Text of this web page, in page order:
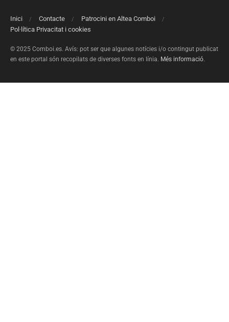
Inici Contacte
Patrocini en Altea Comboi
Pol·lítica Privacitat i cookies
© 2025 Comboi.es. Avís: pot ser que algunes notícies i/o contingut publicat
en este portal són recopilats de diverses fonts en línia. Més informació.